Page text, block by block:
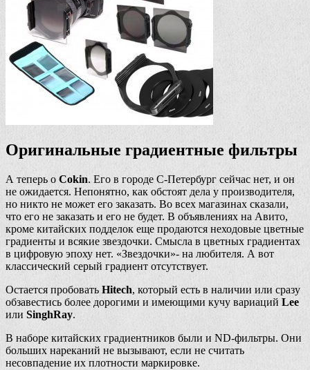
Оригинальные градиентные фильтры
А теперь о Cokin. Его в городе С-Петербург сейчас нет, и он
не ожидается. Непонятно, как обстоят дела у производителя,
но никто не может его заказать. Во всех магазинах сказали,
что его не заказать и его не будет. В объявлениях на Авито,
кроме китайских подделок еще продаются неходовые цветные
градиенты и всякие звездочки. Смысла в цветных градиентах
в цифровую эпоху нет. «Звездочки»- на любителя. А вот
классический серый градиент отсутствует.
Остается пробовать Hitech, который есть в наличии или сразу
обзавестись более дорогими и имеющими кучу вариаций Lee
или SinghRay.
В наборе китайских градиентников были и ND-фильтры. Они
больших нареканий не вызывают, если не считать
несовпадение их плотности маркировке.